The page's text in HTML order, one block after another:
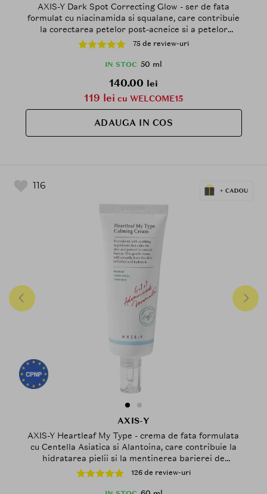
AXIS-Y Dark Spot Correcting Glow - ser de fata
formulat cu niacinamida si squalane, care contribuie
la corectarea petelor post-acneice si a petelor
intunecate cauzate de expunerea la soare si la
mentinerea hidratarii pielii - 50 ml
75 de review-uri
IN STOC 50 ml
140.00 lei
119 lei cu WELCOME15
ADAUGA IN COS
116
AXIS-Y
AXIS-Y Heartleaf My Type - crema de fata formulata
cu Centella Asiatica si Alantoina, care contribuie la
hidratarea pielii si la mentinerea barierei de
protectie impotriva poluantilor - 60 ml
126 de review-uri